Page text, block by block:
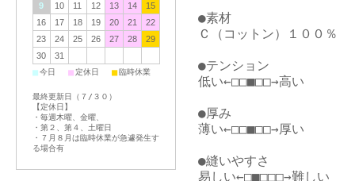
●素材
Ｃ（コットン）１００％
●テンション
低い←□□■□□→高い
●厚み
薄い←□□■□□→厚い
●縫いやすさ
易しい←□■□□□→難しい
9
10 11 12 13 14
15
16
17 18 19 20 21
22
23
24 25 26 27 28
29
30
31
■今日 ■定休日 ■臨時休業
最終更新日（７/３０）
【定休日】
・毎週木曜、金曜、
・第２、第４、土曜日
・７月８月は臨時休業が急遽発生す
る場合有